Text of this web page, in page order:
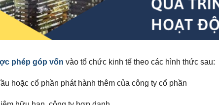
phép góp vốn vào tổ chức kinh tế theo các hình thức sau:
hoặc cổ phần phát hành thêm của công ty cổ phần